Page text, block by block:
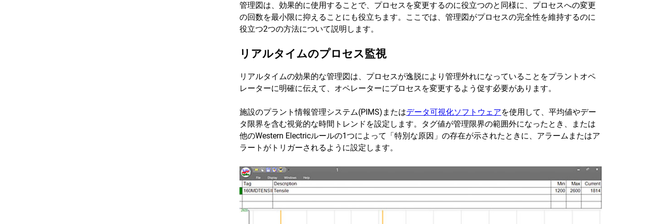
管理図は、効果的に使用することで、プロセスを変更するのに役立つのと同様に、プロセスへの変更
の回数を最小限に抑えることにも役立ちます。ここでは、管理図がプロセスの完全性を維持するのに
役立つ2つの方法について説明します。
リアルタイムのプロセス監視
リアルタイムの効果的な管理図は、プロセスが逸脱により管理外れになっていることをプラントオペ
レーターに明確に伝えて、オペレーターにプロセスを変更するよう促す必要があります。
施設のプラント情報管理システム(PIMS)またはデータ可視化ソフトウェアを使用して、平均値やデー
タ限界を含む視覚的な時間トレンドを設定します。タグ値が管理限界の範囲外になったとき、または
他のWestern Electricルールの1つによって「特別な原因」の存在が示されたときに、アラームまたはア
ラートがトリガーされるように設定します。